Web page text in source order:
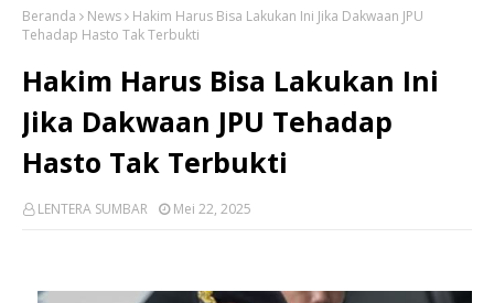
Beranda News
Hakim Harus Bisa Lakukan Ini Jika Dakwaan JPU
Tehadap Hasto Tak Terbukti
Hakim Harus Bisa Lakukan Ini
Jika Dakwaan JPU Tehadap
Hasto Tak Terbukti
LENTERA SUMBAR Mei 22, 2025